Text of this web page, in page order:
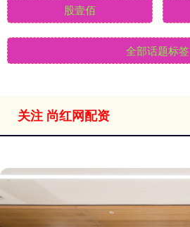
股壹佰
全部话题标签
关注 尚红网配资